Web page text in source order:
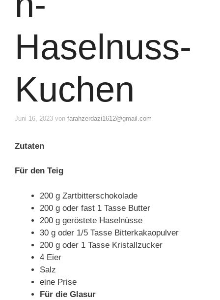
Haselnuss-
Kuchen
Juni 16, 2023 von farahzerdazi1612@gmail.com
Zutaten
Für den Teig
200 g Zartbitterschokolade
200 g oder fast 1 Tasse Butter
200 g geröstete Haselnüsse
30 g oder 1/5 Tasse Bitterkakaopulver
200 g oder 1 Tasse Kristallzucker
4 Eier
Salz
eine Prise
Für die Glasur